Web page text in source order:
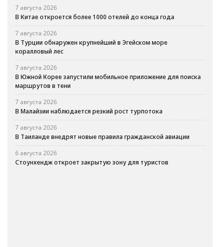
7 августа 2026
В Китае откроется более 1000 отелей до конца года
7 августа 2026
В Турции обнаружен крупнейший в Эгейском море
коралловый лес
7 августа 2026
В Южной Корее запустили мобильное приложение для поиска
маршрутов в тени
7 августа 2026
В Малайзии наблюдается резкий рост турпотока
7 августа 2026
В Таиланде внедрят новые правила гражданской авиации
6 августа 2026
Стоунхендж откроет закрытую зону для туристов